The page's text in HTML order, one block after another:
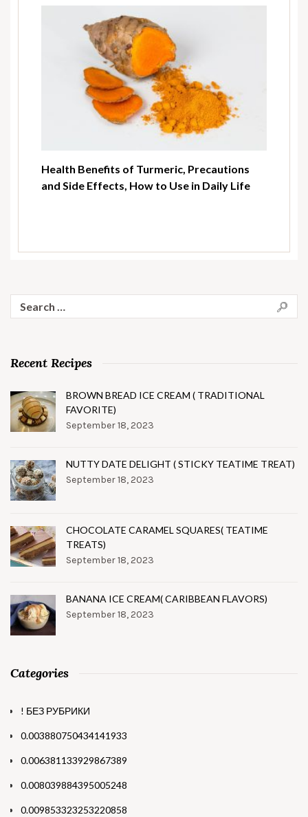
Health Benefits of Turmeric, Precautions
and Side Effects, How to Use in Daily Life
for:
Recent Recipes
BROWN BREAD ICE CREAM ( TRADITIONAL
FAVORITE)
September 18, 2023
NUTTY DATE DELIGHT ( STICKY TEATIME TREAT)
September 18, 2023
CHOCOLATE CARAMEL SQUARES( TEATIME
TREATS)
September 18, 2023
BANANA ICE CREAM( CARIBBEAN FLAVORS)
September 18, 2023
Categories
! БЕЗ РУБРИКИ
0.003880750434141933
0.006381133929867389
0.008039884395005248
0.009853323253220858